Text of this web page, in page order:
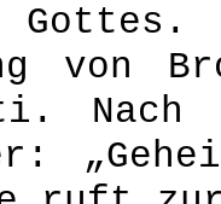
von
Nach